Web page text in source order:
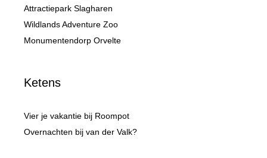
Attractiepark Slagharen
Wildlands Adventure Zoo
Monumentendorp Orvelte
Ketens
Vier je vakantie bij Roompot
Overnachten bij van der Valk?